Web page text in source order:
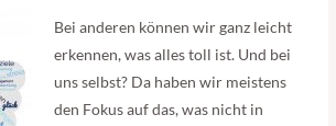
Bei anderen können wir ganz leicht
erkennen, was alles toll ist. Und bei
uns selbst? Da haben wir meistens
den Fokus auf das, was nicht in